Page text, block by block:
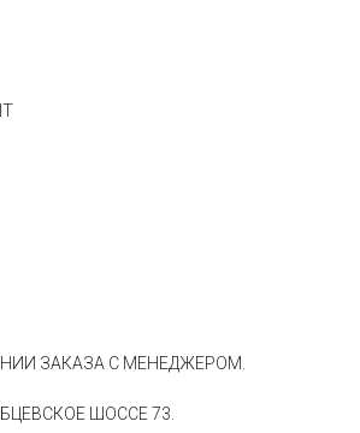
ЗАКАЗА С МЕНЕДЖЕРОМ.
ШОССЕ 73.